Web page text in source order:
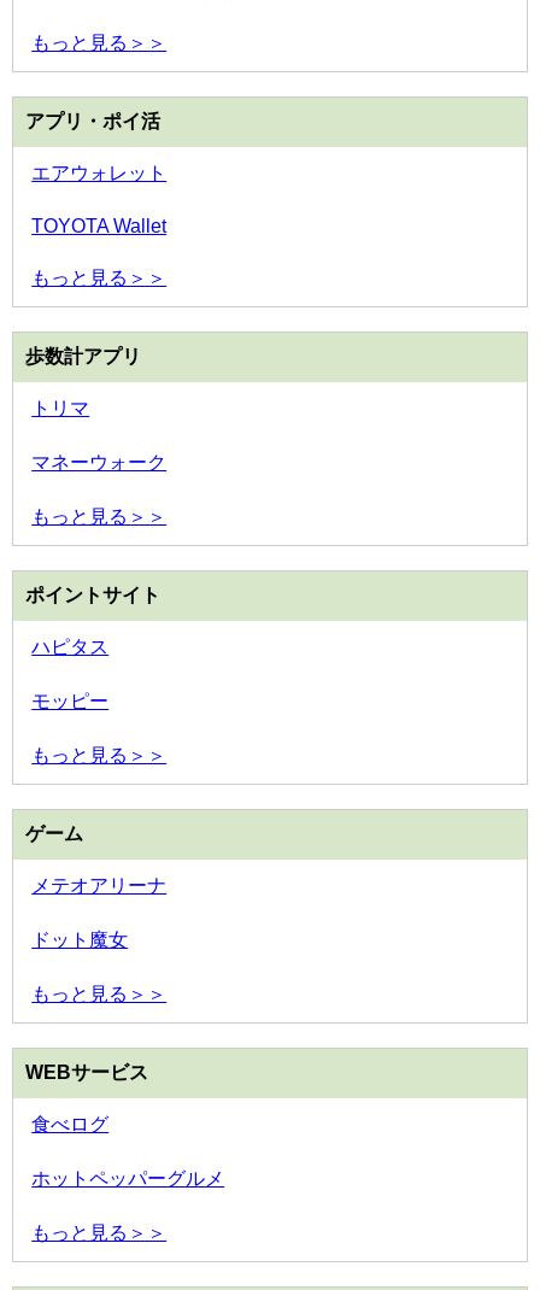
もっと見る＞＞
アプリ・ポイ活
エアウォレット
TOYOTA Wallet
もっと見る＞＞
歩数計アプリ
トリマ
マネーウォーク
もっと見る＞＞
ポイントサイト
ハピタス
モッピー
もっと見る＞＞
ゲーム
メテオアリーナ
ドット魔女
もっと見る＞＞
WEBサービス
食べログ
ホットペッパーグルメ
もっと見る＞＞